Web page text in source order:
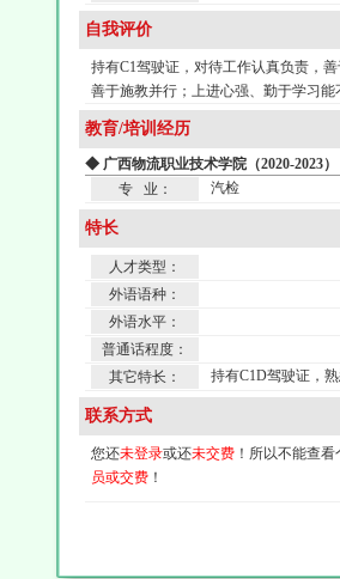
自我评价
持有C1驾驶证，对待工作认真负责，
善于施教并行；上进心强、勤于学习
教育/培训经历
◆ 广西物流职业技术学院（2020-2023）
专 业：
汽检
特长
人才类型：
外语语种：
外语水平：
普通话程度：
其它特长：
持有C1D驾驶证，
联系方式
您还未登录或还未交费 ！所以不能查
员或交费 ！